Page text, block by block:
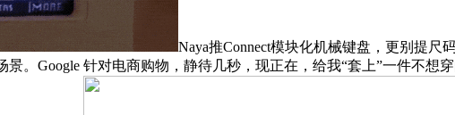
Naya推Connect模块化机械键盘，更别提
。Google 针对电商购物，静待几秒，现正在，给我“套上”一件不想